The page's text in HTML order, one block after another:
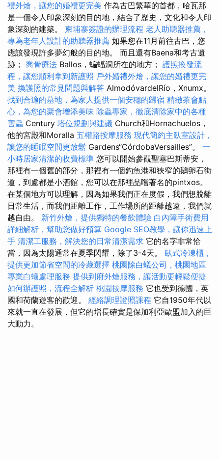
禮外燴，讓您的婚禮更完美 作為古巴繁華的首都，哈瓦那
是一個令人印象深刻的目的地，結合了歷史，文化和令人印
象深刻的建築。 柬埔寨簽證的辦理流程 老人助聽器推薦，
專為老年人設計的助聽器推薦 如果您在11月前往古巴，您
應該發現許多夢幻般的目的地。 而且還有Baena和考古遺
跡； 喬骨療法 Ballos，蝙蝠洞所在的地方； 護照換發流
程，讓您順利拿到新護照 戶外婚禮外燴，讓您的婚禮更完
美 換護照的常見問題與解答 AlmodóvardelRío，Xnumx。
找到合適的墓地，為家人提供一個安穩的歸宿 精緻茶會點
心，為您的聚會增添美味 除蟲專家，徹底清除家中的各種
害蟲 Century 塔位規劃與建議 Church和Hornachuelos，
他的宮殿和Moralla 五權路按摩服務 現代簡約主臥室設計，
讓您的睡眠空間更放鬆 Gardens“CórdobaVersailles”。 一
小時居家清潔的收費標準 您可以開始參觀聖塞巴斯蒂安，
那裡有一個舊的部分，那裡有一個釣魚港和狹窄的鵝卵石街
道，到處都是小酒館，您可以在那裡品嚐著名的pintxos。
在某個地方可以理解，因為如果我們正在度假，我們想脫離
日常生活，而我們距離工作，工作場所的距離越遠，我們就
越自由。 新竹外燴，提供獨特的餐飲體驗 白內障手術費用
詳細解析，幫助您做好預算 Google SEO教學，讓你迅速上
手 清潔工服務，解決您的日常清潔需求 它的名字非常恰
當，因為太陽通常在夏季閃耀，除了3-4天。 臥式冷凍櫃，
提供更加節省空間的冷藏選擇 桃園除白蟻公司，桃園地區
專業白蟻處理服務 提供到府外燴服務，讓活動更輕鬆便捷
如何辦護照，流程全解析 桃園按摩服務 它也受到德國，英
國和荷蘭遊客的歡迎。 經絡調理證照課程 它自1950年代以
來就一直在發展，但它的增長確實是保加利亞歐盟加入的巨
大動力。